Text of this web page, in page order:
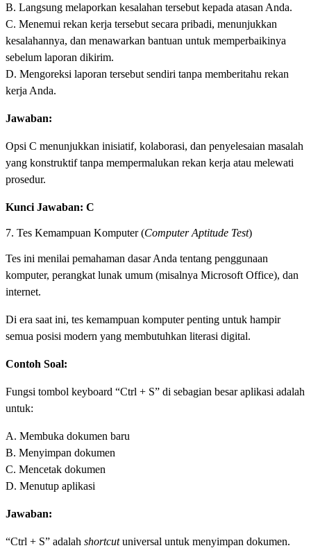
B. Langsung melaporkan kesalahan tersebut kepada atasan Anda.
C. Menemui rekan kerja tersebut secara pribadi, menunjukkan
kesalahannya, dan menawarkan bantuan untuk memperbaikinya
sebelum laporan dikirim.
D. Mengoreksi laporan tersebut sendiri tanpa memberitahu rekan
kerja Anda.
Jawaban:
Opsi C menunjukkan inisiatif, kolaborasi, dan penyelesaian masalah
yang konstruktif tanpa mempermalukan rekan kerja atau melewati
prosedur.
Kunci Jawaban: C
7. Tes Kemampuan Komputer (Computer Aptitude Test)
Tes ini menilai pemahaman dasar Anda tentang penggunaan
komputer, perangkat lunak umum (misalnya Microsoft Office), dan
internet.
Di era saat ini, tes kemampuan komputer penting untuk hampir
semua posisi modern yang membutuhkan literasi digital.
Contoh Soal:
Fungsi tombol keyboard “Ctrl + S” di sebagian besar aplikasi adalah
untuk:
A. Membuka dokumen baru
B. Menyimpan dokumen
C. Mencetak dokumen
D. Menutup aplikasi
Jawaban:
“Ctrl + S” adalah shortcutuniversal untuk menyimpan dokumen.